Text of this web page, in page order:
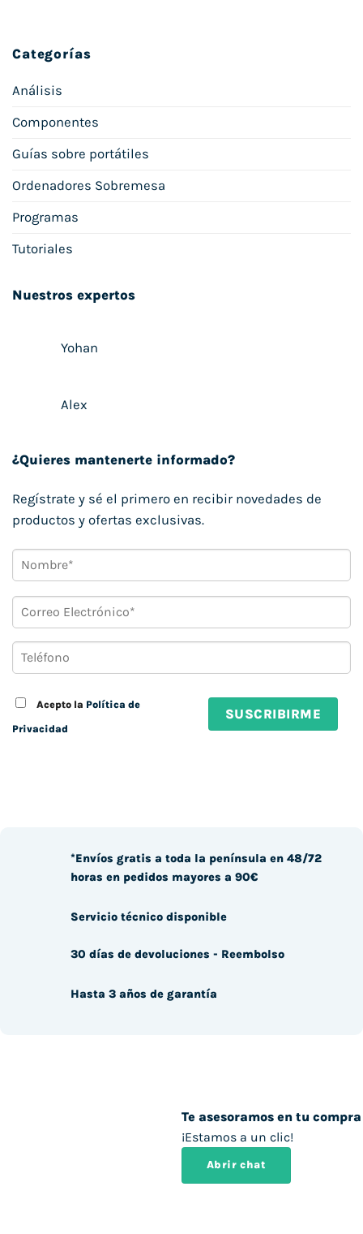
Categorías
Análisis
Componentes
Guías sobre portátiles
Ordenadores Sobremesa
Programas
Tutoriales
Nuestros expertos
Yohan
Alex
¿Quieres mantenerte informado?
Regístrate y sé el primero en recibir novedades de
productos y ofertas exclusivas.
Acepto la Política de
Privacidad
Te asesoramos en tu compra
¡Estamos a un clic!
Abrir chat
*Envíos gratis a toda la península en 48/72
horas en pedidos mayores a 90€
Servicio técnico disponible
30 días de devoluciones - Reembolso
Hasta 3 años de garantía